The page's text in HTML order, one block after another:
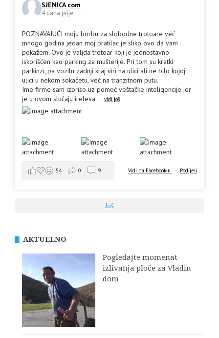
SJENICA.com
4 dana prije
POZNAVAJUĆI moju borbu za slobodne trotoare već
mnogo godina jedan moj pratilac je sliko ovo da vam
pokažem. Ovo je valjda trotoar koji je jednostavno
iskorišćen kao parking za mušterije. Pri tom su kratki
parkinzi, pa vozilu zadnji kraj viri na ulici ali ne bilo kojoj
ulici u nekom sokačetu, već na tranzitnom putu.
Ime firme sam izbriso uz pomoć veštačke inteligencije jer
je u ovom slučaju ireleva ... vidi još
Vidi na Facebook-u · Podijeli
54 0 9
Još
AKTUELNO
Pogledajte momenat
izlivanja ploče za Vladin
dom